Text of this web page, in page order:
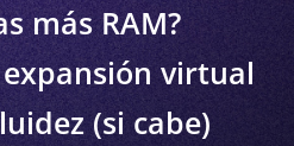
más RAM?
virtual
(si cabe)